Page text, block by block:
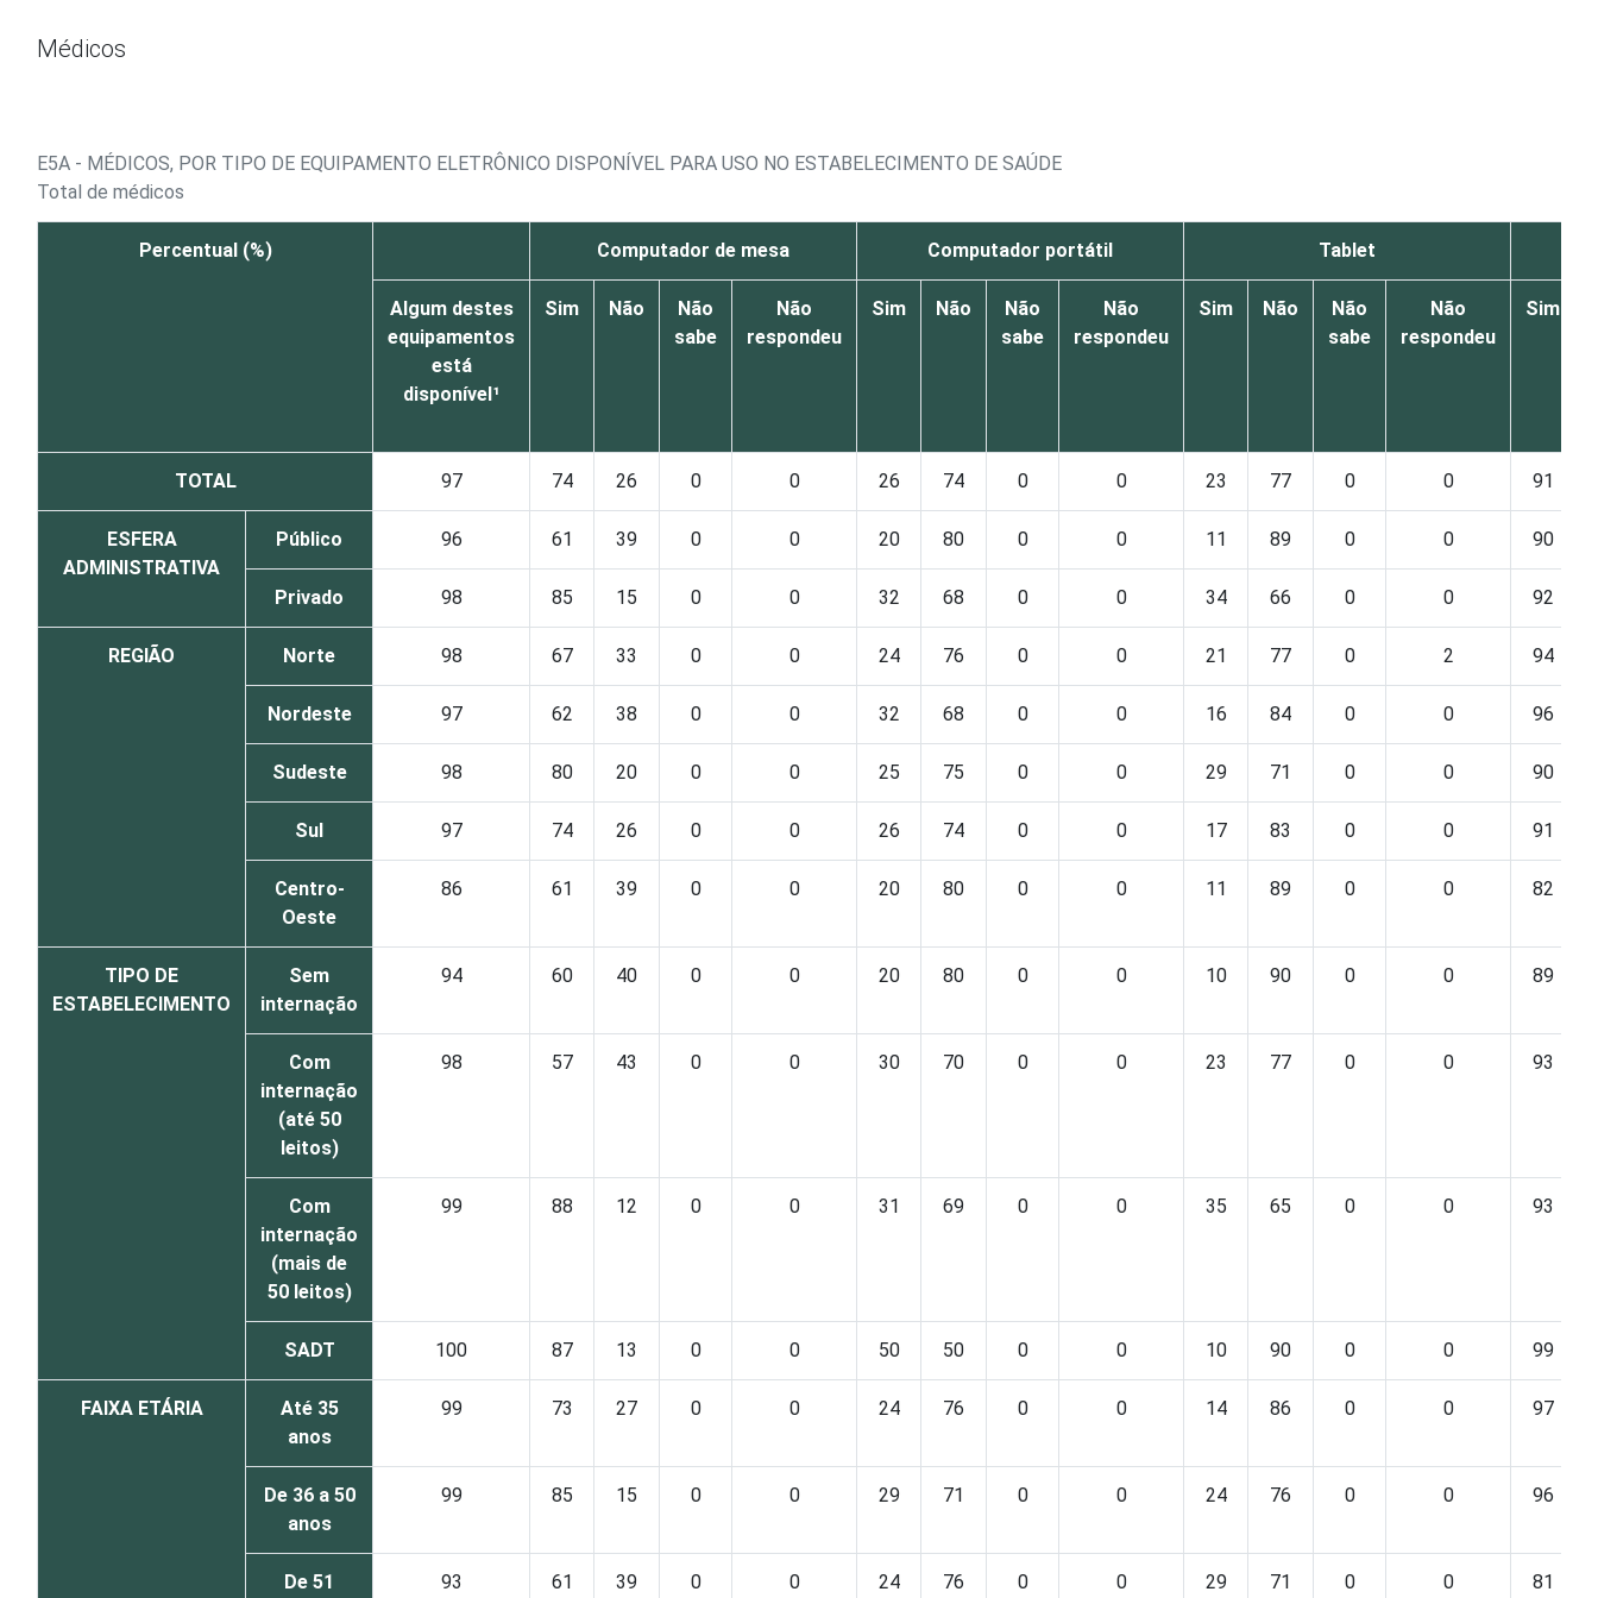
Médicos
E5A - MÉDICOS, POR TIPO DE EQUIPAMENTO ELETRÔNICO DISPONÍVEL PARA USO NO ESTABELECIMENTO DE SAÚDE
Total de médicos
Percentual (%) Computador de mesa Computador portátil Tablet
Algum destes
equipamentos
está
disponível¹
Sim Não
Não
sabe
Não
respondeu
Sim Não
Não
sabe
Não
respondeu
Sim Não
Não
sabe
Não
respondeu
Sim
TOTAL 97 74 26 0 0 26 74 0 0 23 77 0 0 91
ESFERA
ADMINISTRATIVA
Público 96 61 39 0 0 20 80 0 0 11 89 0 0 90
Privado 98 85 15 0 0 32 68 0 0 34 66 0 0 92
REGIÃO Norte 98 67 33 0 0 24 76 0 0 21 77 0 2 94
Nordeste 97 62 38 0 0 32 68 0 0 16 84 0 0 96
Sudeste 98 80 20 0 0 25 75 0 0 29 71 0 0 90
Sul 97 74 26 0 0 26 74 0 0 17 83 0 0 91
Centro-
Oeste
86 61 39 0 0 20 80 0 0 11 89 0 0 82
TIPO DE
ESTABELECIMENTO
Sem
internação
94 60 40 0 0 20 80 0 0 10 90 0 0 89
Com
internação
(até 50
leitos)
98 57 43 0 0 30 70 0 0 23 77 0 0 93
Com
internação
(mais de
50 leitos)
99 88 12 0 0 31 69 0 0 35 65 0 0 93
SADT 100 87 13 0 0 50 50 0 0 10 90 0 0 99
FAIXA ETÁRIA
Até 35
anos
99 73 27 0 0 24 76 0 0 14 86 0 0 97
De 36 a 50
anos
99 85 15 0 0 29 71 0 0 24 76 0 0 96
De 51 93 61 39 0 0 24 76 0 0 29 71 0 0 81